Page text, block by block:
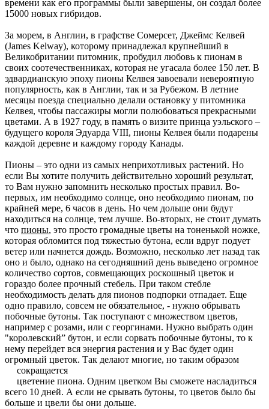
времени как его программы были завершены, он создал более
15000 новых гибридов.
За морем, в Англии, в графстве Сомерсет, Джеймс Келвей
(James Kelway), которому принадлежал крупнейший в
Великобритании питомник, пробудил любовь к пионам в
своих соотечественниках, которая не угасала более 150 лет. В
эдвардианскую эпоху пионы Келвея завоевали невероятную
популярность, как в Англии, так и за Рубежом. В летние
месяцы поезда специально делали остановку у питомника
Келвея, чтобы пассажиры могли полюбоваться прекрасными
цветами. А в 1927 году, в память о визите принца уэльского –
будущего короля Эдуарда VIII, пионы Келвея были подарены
каждой деревне и каждому городу Канады.
Пионы – это одни из самых неприхотливых растений. Но
если Вы хотите получить действительно хороший результат,
то Вам нужно запомнить несколько простых правил. Во-
первых, им необходимо солнце, оно необходимо пионам, по
крайней мере, 6 часов в день. Но чем дольше они будут
находиться на солнце, тем лучше. Во-вторых, не стоит думать
что пионы, это просто громадные цветы на тоненькой ножке,
которая обломится под тяжестью бутона, если вдруг подует
ветер или начнется дождь. Возможно, несколько лет назад так
оно и было, однако на сегодняшний день выведено огромное
количество сортов, совмещающих роскошный цветок и
гораздо более прочный стебель. При таком стебле
необходимость делать для пионов подпорки отпадает. Еще
одно правило, совсем не обязательное, - нужно обрывать
побочные бутоны. Так поступают с множеством цветов,
например с розами, или с георгинами. Нужно выбрать один
"королевский” бутон, и если сорвать побочные бутоны, то к
нему перейдет вся энергия растения и у Вас будет один
огромный цветок. Так делают многие, но таким образом
сокращается
цветение пиона. Одним цветком Вы сможете насладиться
всего 10 дней. А если не срывать бутоны, то цветов было бы
больше и цвели бы они дольше.